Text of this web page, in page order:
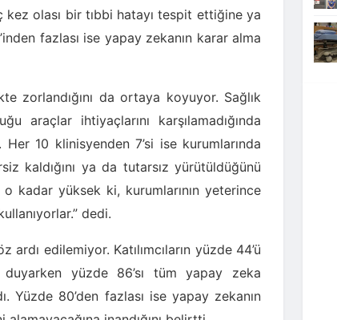
kez olası bir tıbbi hatayı tespit ettiğine ya
fazlası ise yapay zekanın karar alma
zorlandığını da ortaya koyuyor. Sağlık
araçlar ihtiyaçlarını karşılamadığında
10 klinisyenden 7’si ise kurumlarında
kaldığını ya da tutarsız yürütüldüğünü
kadar yüksek ki, kurumlarının yeterince
dedi.
edilemiyor. Katılımcıların yüzde 44’ü
duyarken yüzde 86’sı tüm yapay zeka
Yüzde 80’den fazlası ise yapay zekanın